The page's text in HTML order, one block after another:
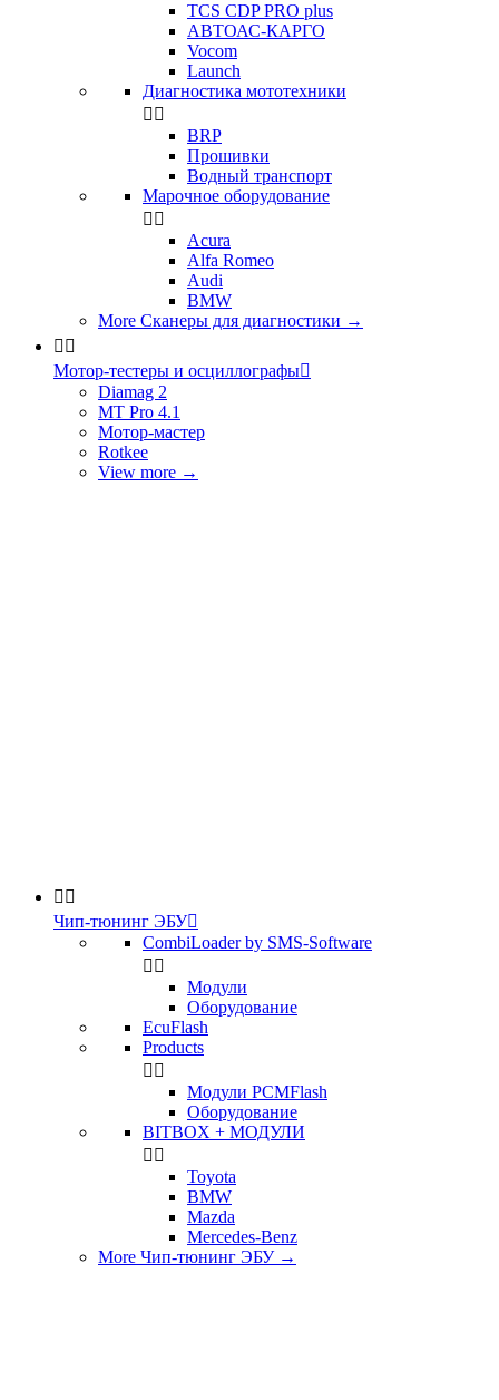
TCS CDP PRO plus
АВТОАС-КАРГО
Vocom
Launch
Диагностика мототехники
 
BRP
Прошивки
Водный транспорт
Марочное оборудование
 
Acura
Alfa Romeo
Audi
BMW
More Сканеры для диагностики →
 
Мотор-тестеры и осциллографы
Diamag 2
MT Pro 4.1
Мотор-мастер
Rotkee
View more →
 
Чип-тюнинг ЭБУ
CombiLoader by SMS-Software
 
Модули
Оборудование
EcuFlash
Products
 
Модули PCMFlash
Оборудование
BITBOX + МОДУЛИ
 
Toyota
BMW
Mazda
Mercedes-Benz
More Чип-тюнинг ЭБУ →